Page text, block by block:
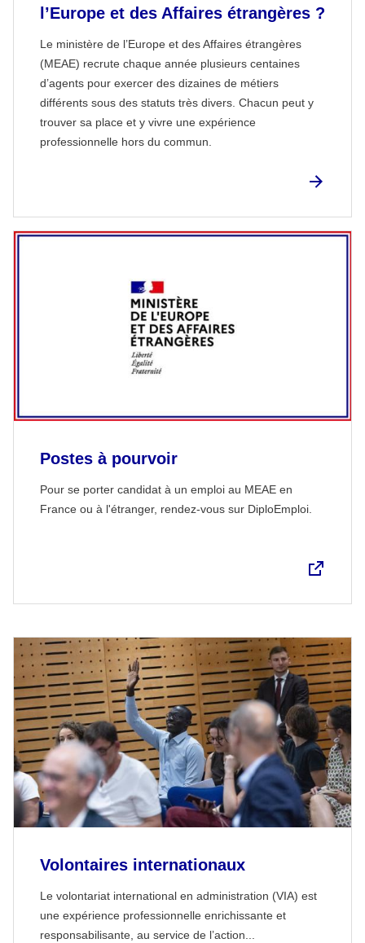
l’Europe et des Affaires étrangères ?
Le ministère de l’Europe et des Affaires étrangères
(MEAE) recrute chaque année plusieurs centaines
d’agents pour exercer des dizaines de métiers
différents sous des statuts très divers. Chacun peut y
trouver sa place et y vivre une expérience
professionnelle hors du commun.
Postes à pourvoir
Pour se porter candidat à un emploi au MEAE en
France ou à l'étranger, rendez-vous sur DiploEmploi.
Volontaires internationaux
Le volontariat international en administration (VIA) est
une expérience professionnelle enrichissante et
responsabilisante, au service de l’action...